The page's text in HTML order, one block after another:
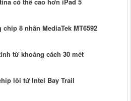
có thể cao hơn iPad 5
8 nhân MediaTek MT6592
từ khoảng cách 30 mét
lõi tứ Intel Bay Trail